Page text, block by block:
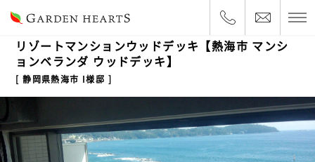
2012.10.10 マンションベランダ
静岡県熱海市 I様邸
リゾートマンションウッドデッキ【熱海市 マンシ
ョンベランダ ウッドデッキ】